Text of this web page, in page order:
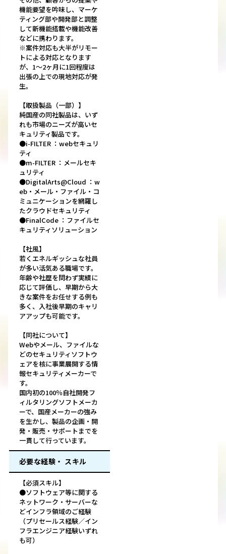
機能要望を吟味し、マーケ
ティング部や開発部と調整
して新機能搭載や機能改善
などに携わります。
※案件対応も大半がリモー
トによる対応となります
が、1～2ヶ月に1回程度は
出張の上での現地対応が発
生。
【取扱製品（一部）】
純国産の同社製品は、いず
れも市場のニーズが高いセ
キュリティ製品です。
●i-FILTER ：webセキュリ
ティ
●m-FILTER ：メールセキ
ュリティ
●DigitalArts@Cloud ：w
eb・メール・ファイル・コ
ミュニケーションを網羅し
たクラウドセキュリティ
●FinalCode ：ファイルセ
キュリティソリューション
【社風】
若くエネルギッシュな社員
が多い活気ある職場です。
年齢や社歴を問わず実績に
応じて評価し、早期から大
きな案件をお任せする例も
多く、入社後早期のキャリ
アアップも可能です。
【同社について】
Webやメール、ファイルな
どのセキュリティソフトウ
ェアを核に事業展開する情
報セキュリティメーカーで
す。
国内初の100％自社開発フ
ィルタリングソフトメーカ
ーで、国産メーカーの強み
を生かし、製品の企画・開
発・販売・サポートまでを
一貫して行っています。
必要な経験・ スキル
【必須スキル】
●ソフトウェア等に関する
ネットワーク・サーバーな
どインフラ領域のご経験
（プリセールス経験／イン
フラエンジニア経験いずれ
も可）